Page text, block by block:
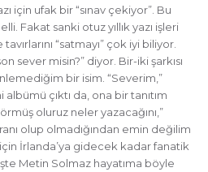
için ufak bir “sınav çekiyor”. Bu
Fakat sanki otuz yıllık yazı işleri
“satmayı” çok iyi biliyor.
sever misin?” diyor. Bir-iki şarkısı
bir isim. “Severim,”
çıktı da, ona bir tanıtım
oluruz neler yazacağını,”
olup olmadığından emin değilim
İrlanda’ya gidecek kadar fanatik
Metin Solmaz hayatıma böyle